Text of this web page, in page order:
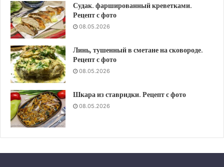
Судак. фаршированный креветками.
Рецепт с фото
08.05.2026
Линь, тушенный в сметане на сковороде.
Рецепт с фото
08.05.2026
Шкара из ставридки. Рецепт с фото
08.05.2026